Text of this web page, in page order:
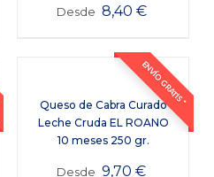
Desde 8,40 €
ENVÍO GRATIS *
Queso de Cabra Curado
Leche Cruda EL ROANO
10 meses 250 gr.
Desde 9,70€